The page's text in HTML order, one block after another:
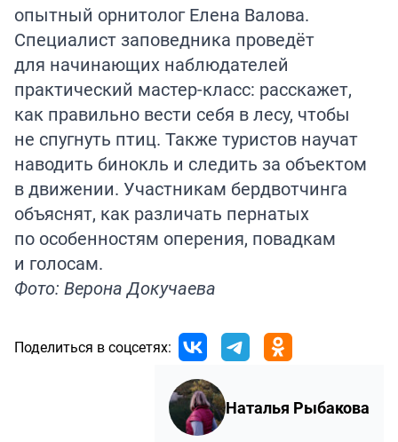
опытный орнитолог Елена Валова.
Специалист заповедника проведёт
для начинающих наблюдателей
практический мастер-класс: расскажет,
как правильно вести себя в лесу, чтобы
не спугнуть птиц. Также туристов научат
наводить бинокль и следить за объектом
в движении. Участникам бердвотчинга
объяснят, как различать пернатых
по особенностям оперения, повадкам
и голосам.
Фото: Верона Докучаева
Поделиться в соцсетях:
Наталья Рыбакова